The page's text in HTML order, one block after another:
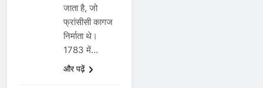
जाता है, जो
फ्रांसीसी कागज
निर्माता थे।
1783 में…
और पढ़ें